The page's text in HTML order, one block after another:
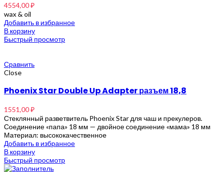
4554,00₽
wax & oil
Добавить в избранное
В корзину
Быстрый просмотр
Сравнить
Close
Phoenix Star Double Up Adapter разъем 18,8
1551,00₽
Стеклянный разветвитель Phoenix Star для чаш и прекулеров.
Соединение «папа» 18 мм — двойное соединение «мама» 18 мм
Материал: высококачественное
Добавить в избранное
В корзину
Быстрый просмотр